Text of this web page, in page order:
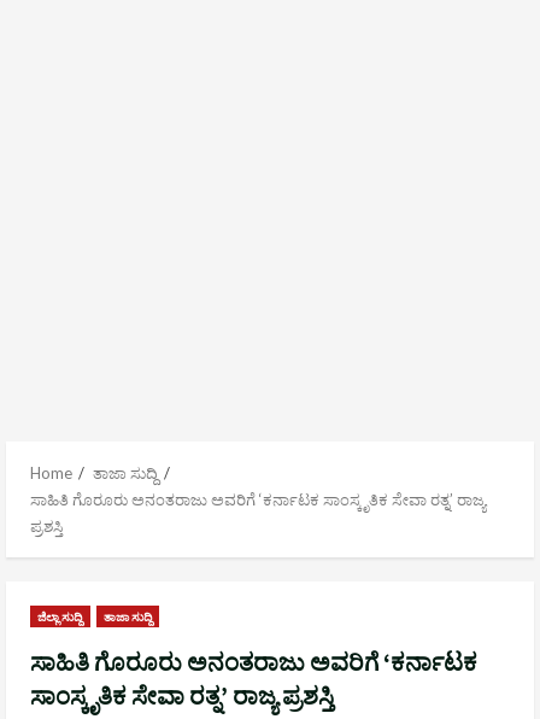
Home
ತಾಜಾ ಸುದ್ದಿ
ಸಾಹಿತಿ ಗೊರೂರು ಅನಂತರಾಜು ಅವರಿಗೆ ‘ಕರ್ನಾಟಕ ಸಾಂಸ್ಕೃತಿಕ ಸೇವಾ ರತ್ನ’ ರಾಜ್ಯ
ಪ್ರಶಸ್ತಿ
ಜಿಲ್ಲಾ ಸುದ್ದಿ ತಾಜಾ ಸುದ್ದಿ
ಸಾಹಿತಿ ಗೊರೂರು ಅನಂತರಾಜು ಅವರಿಗೆ ‘ಕರ್ನಾಟಕ
ಸಾಂಸ್ಕೃತಿಕ ಸೇವಾ ರತ್ನ’ ರಾಜ್ಯ ಪ್ರಶಸ್ತಿ